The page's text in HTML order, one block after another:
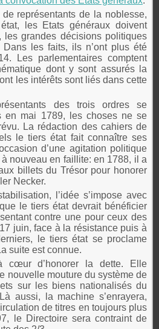
représentants de la noblesse,
les Etats généraux doivent
les grandes décisions politiques
Dans les faits, ils n’ont plus été
Les parlementaires comptent
dont y sont assurés la
les intérêts sont liés dans cette
des trois ordres se
en mai 1789, les choses ne se
La rédaction des cahiers de
le tiers état fait connaître ses
d’une agitation politique
nouveau en faillite: en 1788, il a
billets du Trésor pour honorer
Necker.
l’idée s’impose avec
le tiers état devrait bénéficier
contre une pour ceux des
juin, face à la résistance puis à
le tiers état se proclame
suite est connue.
cœur d’honorer la dette. Elle
nouvelle mouture du système de
sur les biens nationalisés du
aussi, la machine s’enrayera,
de titres en toujours plus
le Directoire sera contraint de